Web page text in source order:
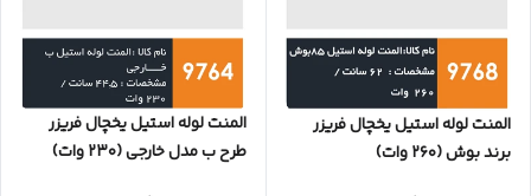
المنت لوله استیل یخچال فریزر
برند بوش (۲۶۰ وات)
المنت لوله استیل یخچال فریزر
طرح‌ ب مدل خارجی (۲۳۰ وات)